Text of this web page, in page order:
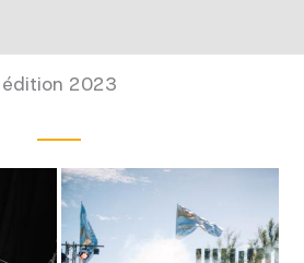
édition 2023